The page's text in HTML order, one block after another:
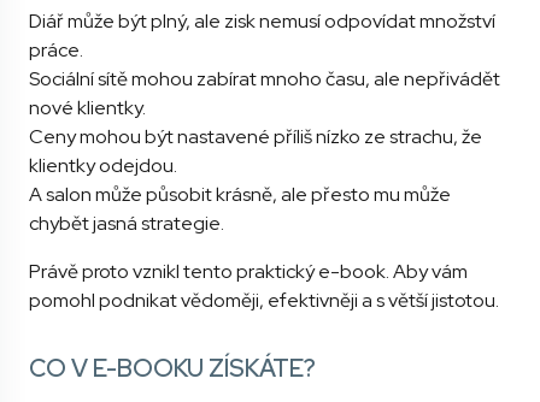
Diář může být plný, ale zisk nemusí odpovídat množství
práce.
Sociální sítě mohou zabírat mnoho času, ale nepřivádět
nové klientky.
Ceny mohou být nastavené příliš nízko ze strachu, že
klientky odejdou.
A salon může působit krásně, ale přesto mu může
chybět jasná strategie.
Právě proto vznikl tento praktický e-book. Aby vám
pomohl podnikat vědoměji, efektivněji a s větší jistotou.
CO V E-BOOKU ZÍSKÁTE?